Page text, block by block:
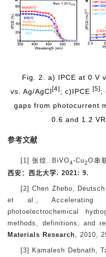
Fig. 2. a) IPCE at 0 V
vs. Ag/AgCl[4] ; c)IPCE [5] ;
gaps from photocurrent
0.6 and 1.2
参考文献
[1] 张纹. BiVO4-Cu2O串
西安：西北大学. 2021: 9.
[2] Chen Zhebo,
et al., Accelerating
photoelectrochemical
methods, definitions, and
Materials Research, 2010,
[3] Kamalesh Debnath,